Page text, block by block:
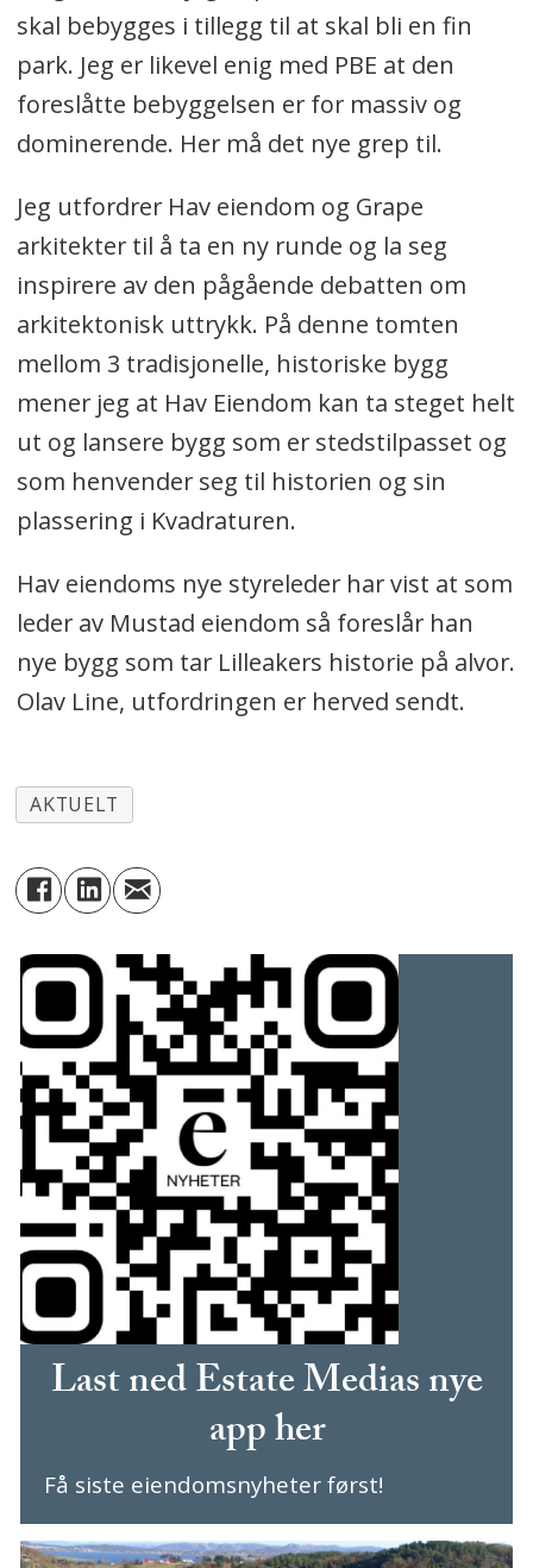
skal bebygges i tillegg til at skal bli en fin
park. Jeg er likevel enig med PBE at den
foreslåtte bebyggelsen er for massiv og
dominerende. Her må det nye grep til.
Jeg utfordrer Hav eiendom og Grape
arkitekter til å ta en ny runde og la seg
inspirere av den pågående debatten om
arkitektonisk uttrykk. På denne tomten
mellom 3 tradisjonelle, historiske bygg
mener jeg at Hav Eiendom kan ta steget helt
ut og lansere bygg som er stedstilpasset og
som henvender seg til historien og sin
plassering i Kvadraturen.
Hav eiendoms nye styreleder har vist at som
leder av Mustad eiendom så foreslår han
nye bygg som tar Lilleakers historie på alvor.
Olav Line, utfordringen er herved sendt.
AKTUELT
Last ned Estate Medias nye
app her
Få siste eiendomsnyheter først!